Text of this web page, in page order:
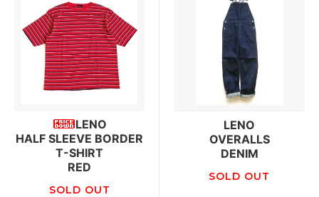
LENO
HALF SLEEVE BORDER
T-SHIRT
RED
SOLD OUT
LENO
OVERALLS
DENIM
SOLD OUT